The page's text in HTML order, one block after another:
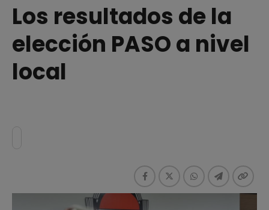
Los resultados de la
elección PASO a nivel
local